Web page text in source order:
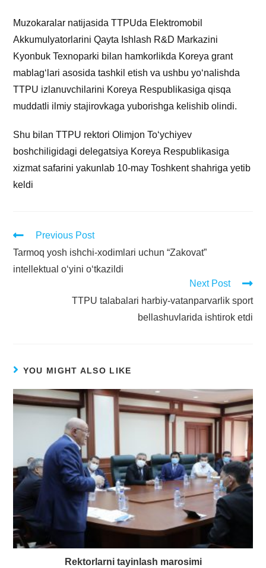
Muzokaralar natijasida TTPUda Elektromobil
Akkumulyatorlarini Qayta Ishlash R&D Markazini
Kyonbuk Texnoparki bilan hamkorlikda Koreya grant
mablagʻlari asosida tashkil etish va ushbu yoʻnalishda
TTPU izlanuvchilarini Koreya Respublikasiga qisqa
muddatli ilmiy stajirovkaga yuborishga kelishib olindi.
Shu bilan TTPU rektori Olimjon Toʻychiyev
boshchiligidagi delegatsiya Koreya Respublikasiga
xizmat safarini yakunlab 10-may Toshkent shahriga yetib
keldi
Previous Post
Tarmoq yosh ishchi-xodimlari uchun “Zakovat”
intellektual o‘yini o‘tkazildi
Next Post
TTPU talabalari harbiy-vatanparvarlik sport
bellashuvlarida ishtirok etdi
YOU MIGHT ALSO LIKE
Rektorlarni tayinlash marosimi